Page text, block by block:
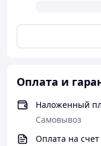
Оплата и
Наложенный
Самовывоз
Оплата на счет